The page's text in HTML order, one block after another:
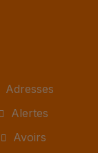
Adresses
Alertes
Avoirs